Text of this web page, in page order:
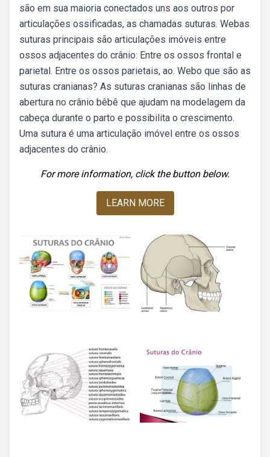
são em sua maioria conectados uns aos outros por
articulações ossificadas, as chamadas suturas. Webas
suturas principais são articulações imóveis entre
ossos adjacentes do crânio: Entre os ossos frontal e
parietal. Entre os ossos parietais, ao. Webo que são as
suturas cranianas? As suturas cranianas são linhas de
abertura no crânio bêbê que ajudam na modelagem da
cabeça durante o parto e possibilita o crescimento.
Uma sutura é uma articulação imóvel entre os ossos
adjacentes do crânio.
For more information, click the button below.
LEARN MORE